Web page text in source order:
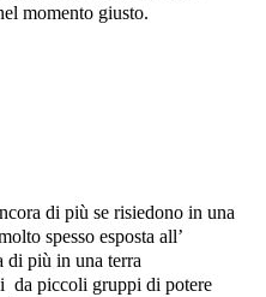
momento giusto.
di più se risiedono in una
spesso esposta all’
di più in una terra
da piccoli gruppi di potere